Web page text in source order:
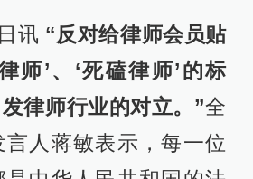
讯 “反对给律师会员贴
师’、‘死磕律师’的标
律师行业的对立。”全
言人蒋敏表示，每一位